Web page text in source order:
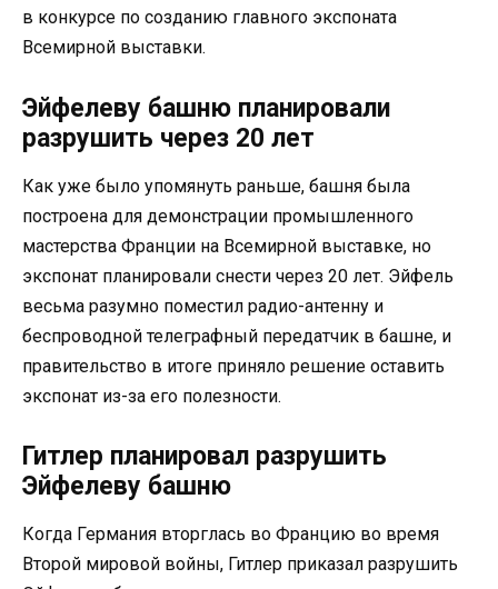
в конкурсе по созданию главного экспоната
Всемирной выставки.
Эйфелеву башню планировали
разрушить через 20 лет
Как уже было упомянуть раньше, башня была
построена для демонстрации промышленного
мастерства Франции на Всемирной выставке, но
экспонат планировали снести через 20 лет. Эйфель
весьма разумно поместил радио-антенну и
беспроводной телеграфный передатчик в башне, и
правительство в итоге приняло решение оставить
экспонат из-за его полезности.
Гитлер планировал разрушить
Эйфелеву башню
Когда Германия вторглась во Францию во время
Второй мировой войны, Гитлер приказал разрушить